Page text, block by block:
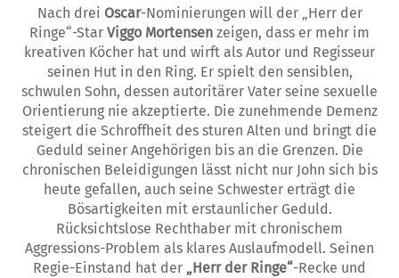
Nach drei Oscar-Nominierungen will der „Herr der
Ringe“-Star Viggo Mortensen zeigen, dass er mehr im
kreativen Köcher hat und wirft als Autor und Regisseur
seinen Hut in den Ring. Er spielt den sensiblen,
schwulen Sohn, dessen autoritärer Vater seine sexuelle
Orientierung nie akzeptierte. Die zunehmende Demenz
steigert die Schroffheit des sturen Alten und bringt die
Geduld seiner Angehörigen bis an die Grenzen. Die
chronischen Beleidigungen lässt nicht nur John sich bis
heute gefallen, auch seine Schwester erträgt die
Bösartigkeiten mit erstaunlicher Geduld.
Rücksichtslose Rechthaber mit chronischem
Aggressions-Problem als klares Auslaufmodell. Seinen
Regie-Einstand hat der „Herr der Ringe“-Recke und